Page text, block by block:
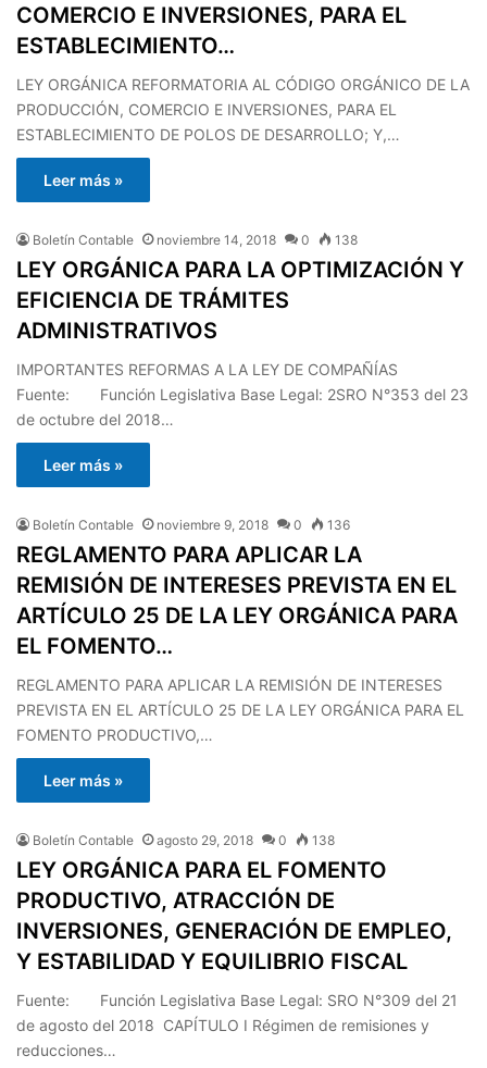
COMERCIO E INVERSIONES, PARA EL
ESTABLECIMIENTO…
LEY ORGÁNICA REFORMATORIA AL CÓDIGO ORGÁNICO DE LA
PRODUCCIÓN, COMERCIO E INVERSIONES, PARA EL
ESTABLECIMIENTO DE POLOS DE DESARROLLO; Y,…
Leer más »
Boletín Contable noviembre 14, 2018 0 138
LEY ORGÁNICA PARA LA OPTIMIZACIÓN Y
EFICIENCIA DE TRÁMITES
ADMINISTRATIVOS
IMPORTANTES REFORMAS A LA LEY DE COMPAÑÍAS
Fuente: Función Legislativa Base Legal: 2SRO N°353 del 23
de octubre del 2018…
Leer más »
Boletín Contable noviembre 9, 2018 0 136
REGLAMENTO PARA APLICAR LA
REMISIÓN DE INTERESES PREVISTA EN EL
ARTÍCULO 25 DE LA LEY ORGÁNICA PARA
EL FOMENTO…
REGLAMENTO PARA APLICAR LA REMISIÓN DE INTERESES
PREVISTA EN EL ARTÍCULO 25 DE LA LEY ORGÁNICA PARA EL
FOMENTO PRODUCTIVO,…
Leer más »
Boletín Contable agosto 29, 2018 0 138
LEY ORGÁNICA PARA EL FOMENTO
PRODUCTIVO, ATRACCIÓN DE
INVERSIONES, GENERACIÓN DE EMPLEO,
Y ESTABILIDAD Y EQUILIBRIO FISCAL
Fuente: Función Legislativa Base Legal: SRO N°309 del 21
de agosto del 2018 CAPÍTULO I Régimen de remisiones y
reducciones…